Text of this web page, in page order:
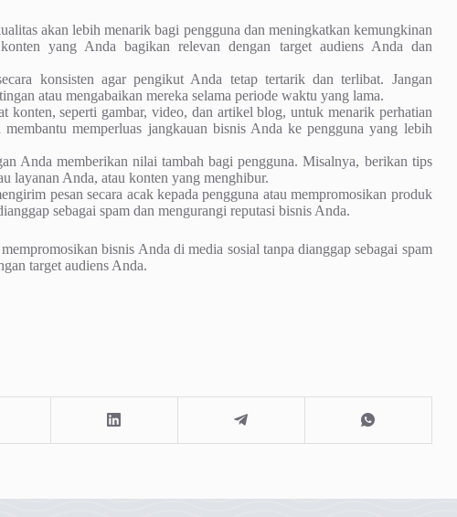
akan lebih menarik bagi pengguna dan meningkatkan kemungkinan
yang Anda bagikan relevan dengan target audiens Anda dan
konsisten agar pengikut Anda tetap tertarik dan terlibat. Jangan
atau mengabaikan mereka selama periode waktu yang lama.
konten, seperti gambar, video, dan artikel blog, untuk menarik perhatian
memperluas jangkauan bisnis Anda ke pengguna yang lebih
Anda memberikan nilai tambah bagi pengguna. Misalnya, berikan tips
layanan Anda, atau konten yang menghibur.
pesan secara acak kepada pengguna atau mempromosikan produk
sebagai spam dan mengurangi reputasi bisnis Anda.
bisnis Anda di media sosial tanpa dianggap sebagai spam
target audiens Anda.